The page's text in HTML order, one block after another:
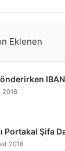
Eklenen
IBAN
2018
Portakal Şifa
2018